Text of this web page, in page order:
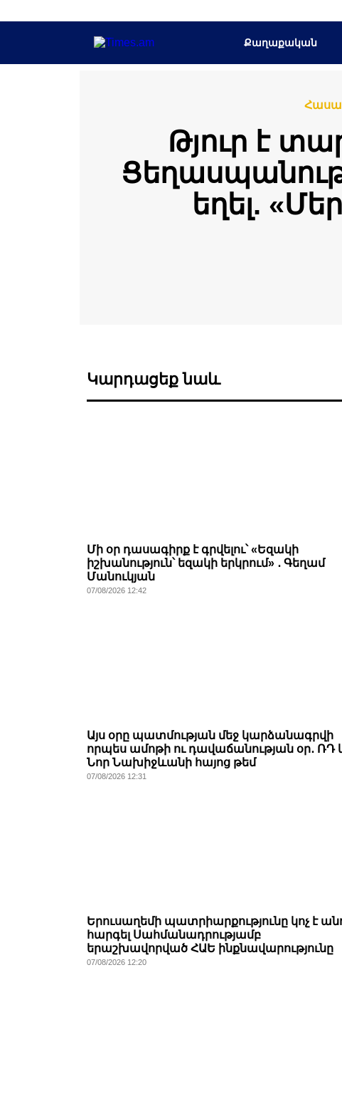
Քաղաքական
Թյուր է
եղել.
Կարդացեք նաև
Մի օր դասագիրք է գրվելու՝ «Եզակի
իշխանություն՝ եզակի երկրում» ․ Գեղամ
Մանուկյան
07/08/2026 12:42
Այս օրը պատմության մեջ կարձանագրվի
որպես ամոթի ու դավաճանության օր․ ՌԴ
Նոր Նախիջևանի հայոց թեմ
07/08/2026 12:31
Երուսաղեմի պատրիարքությունը կոչ է
հարգել Սահմանադրությամբ
երաշխավորված ՀԱԵ ինքնավարությունը
07/08/2026 12:20